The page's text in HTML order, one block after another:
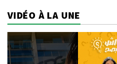
VIDÉO À LA UNE